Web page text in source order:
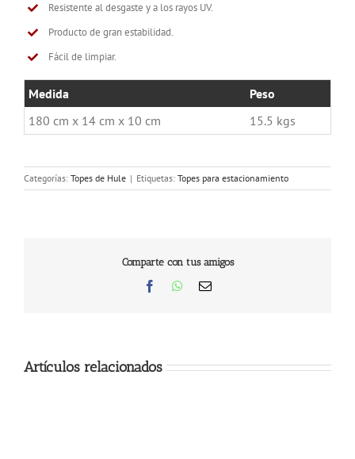
Resistente al desgaste y a los rayos UV.
Producto de gran estabilidad.
Fácil de limpiar.
Medida
Peso
180 cm x 14 cm x 10 cm
15.5 kgs
Categorías: Topes de Hule | Etiquetas: Topes para estacionamiento
Comparte con tus amigos
FacebookWhatsApp
Correo
Artículos relacionados